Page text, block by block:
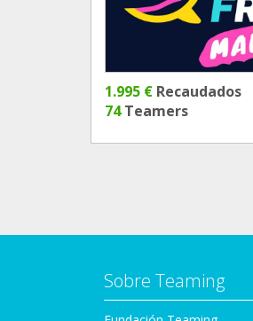
1.995 € Recaudados
74Teamers
Sobre Teaming